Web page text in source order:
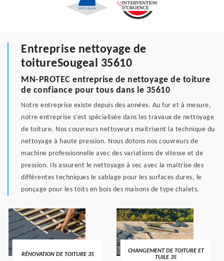
Entreprise nettoyage de
toitureSougeal 35610
MN-PROTEC entreprise de nettoyage de toiture
de confiance pour tous dans le 35610
Notre entreprise existe depuis des années. Au fur et à mesure,
notre entreprise s’est spécialisée dans les travaux de nettoyage
de toiture. Nos couvreurs nettoyeurs maitrisent la technique du
nettoyage à haute pression. Nous dotons nos couvreurs de
machine professionnelle avec des variations de vitesse et de
pression. Ils assurent le nettoyage à sec avec la maitrise des
différentes techniques le sablage pour les surfaces dures, le
ponçage pour les toits en bois des maisons de type chalets.
RÉNOVATION DE TOITURE 35
CHANGEMENT DE TOITURE ET
TUILE 35